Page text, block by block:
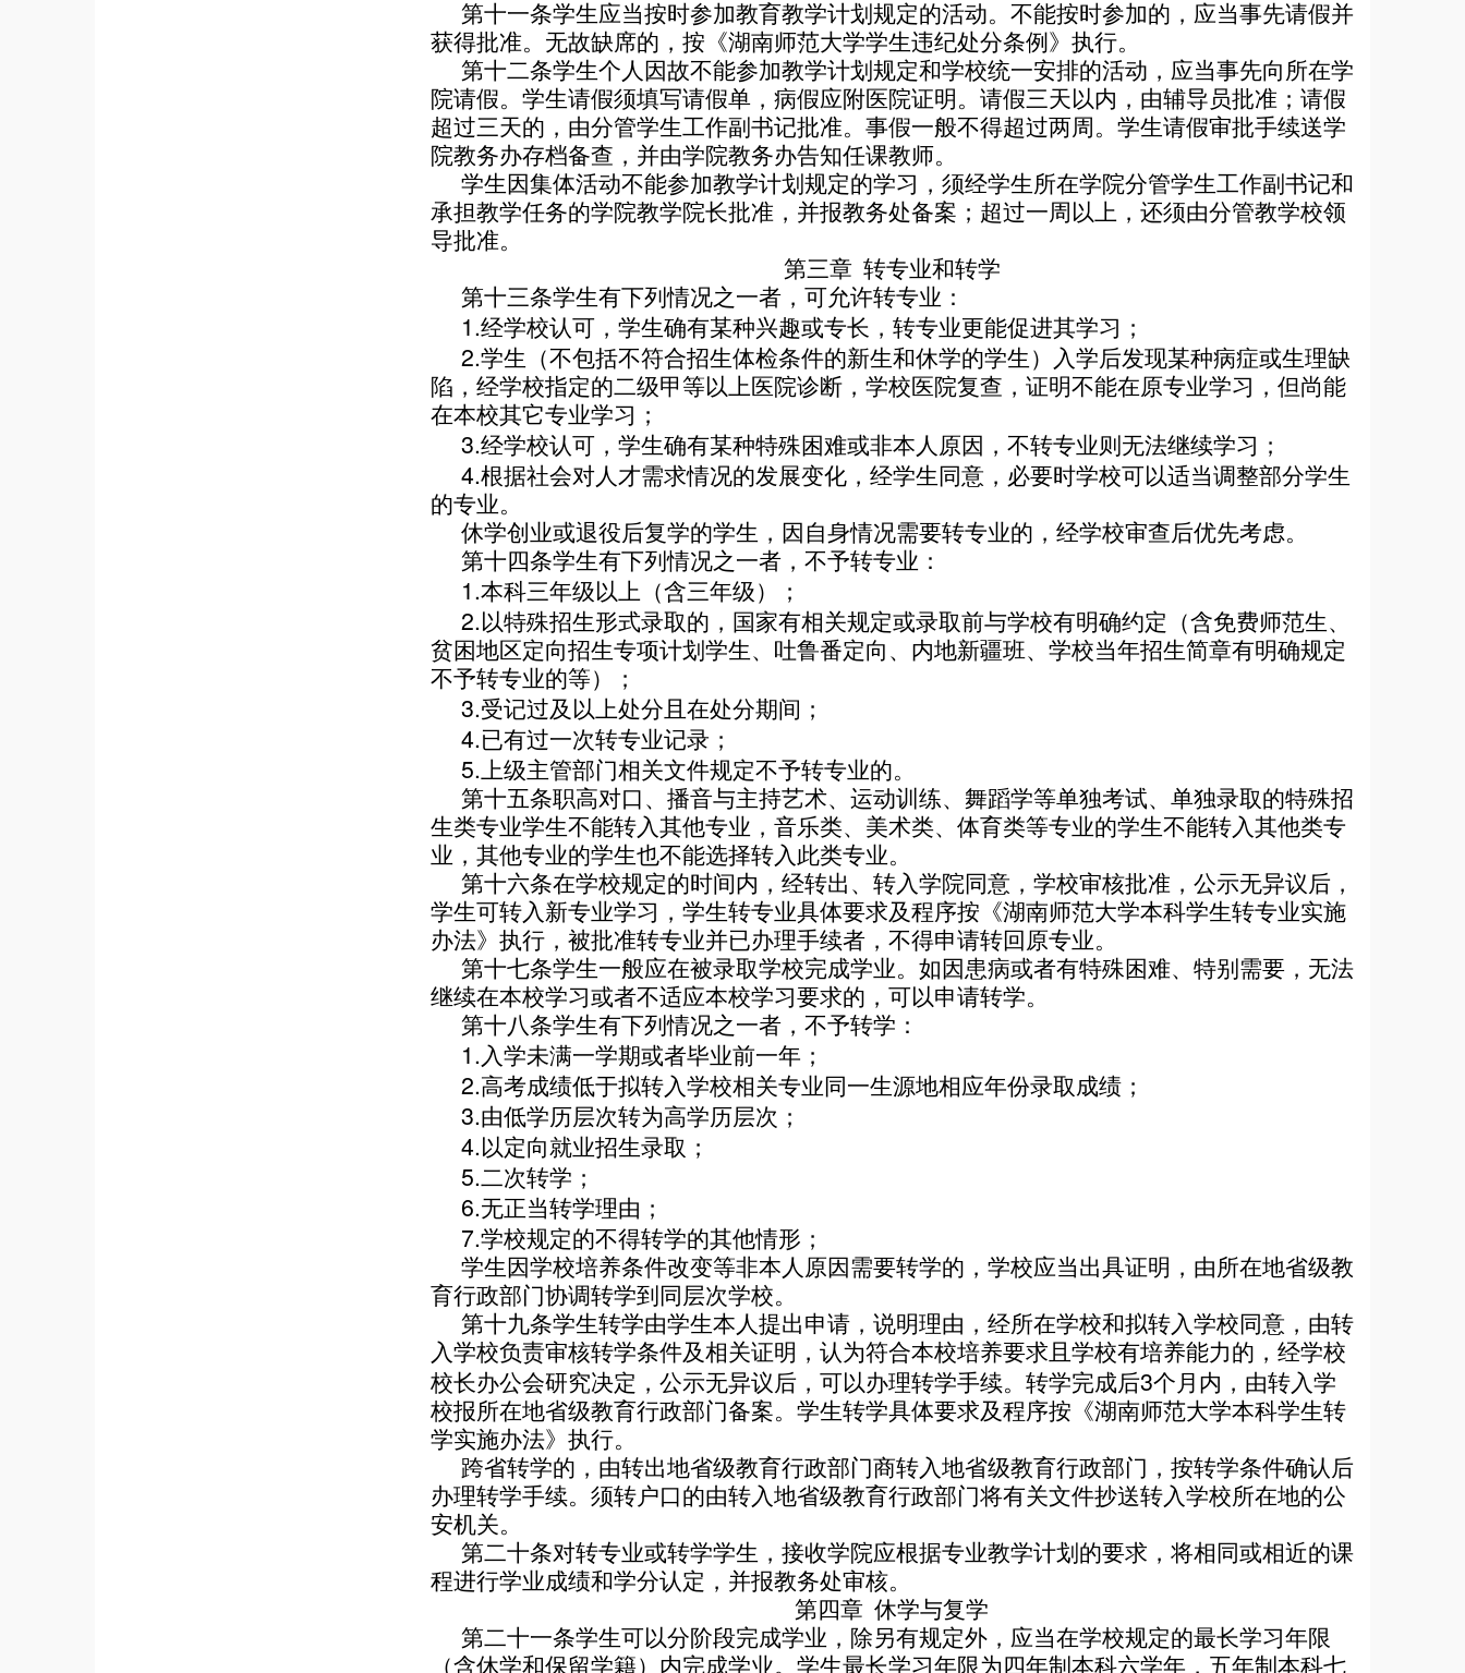
第十一条学生应当按时参加教育教学计划规定的活动。不能按时参加的，应当事先请假并
获得批准。 无故缺席的，按《湖南师范大学学生违纪处分条例》执行。
第十二条学生个人因故不能参加教学计划规定和学校统一安排的活动，应当事先向所在学
院请假。学生请假须填写请假单，病假应附医院证明。请假三天以内，由辅导员批准；请假
超过三天的，由分管学生工作副书记批准。事假一般不得超过两周。学生请假审批手续送学
院教务办存档备查，并由学院教务办告知任课教师。
学生因集体活动不能参加教学计划规定的学习，须经学生所在学院分管学生工作副书记和
承担教学任务的学院教学院长批准，并报教务处备案；超过一周以上，还须由分管教学校领
导批准。
第三章 转专业和转学
第十三条学生有下列情况之一者，可允许转专业：
1.经学校认可，学生确有某种兴趣或专长，转专业更能促进其学习 ；
2.学生（不包括不符合招生体检条件的新生和休学的学生）入学后发现某种病症或生理缺
陷，经学校指定的二级甲等以上医院诊断，学校医院复查，证明不能在原专业学习，但尚能
在本校其它专业学习；
3.经学校认可，学生确有某种特殊困难或非本人原因，不转专业则无法继续学习；
4.根据社会对人才需求情况的发展变化，经学生同意，必要时学校可以适当调整部分学生
的专业。
休学创业或退役后复学的学生，因自身情况需要转专业的，经学校审查后优先考虑。
第十四条学生有下列情况之一者，不予转专业：
1.本科三年级以上（含三年级）；
2. 以特殊招生形式录取的，国家有相关规定或录取前与学校有明确约定（含免费师范生、
贫困地区定向招生专项计划学生、吐鲁番定向、内地新疆班、学校当年招生简章有明确规定
不予转专业的等）；
3.受记过及以上处分且在处分期间；
4.已有过一次转专业记录；
5.上级主管部门相关文件规定不予转专业的。
第十五条职高对口、播音与主持艺术、运动训练、舞蹈学等单独考试、单独录取的特殊招
生类专业学生不能转入其他专业，音乐类、美术类、体育类等专业的学生不能转入其他类专
业，其他专业的学生也不能选择转入此类专业。
第十六条在学校规定的时间内，经转出、转入学院同意，学校审核批准，公示无异议后，
学生可转入新专业学习，学生转专业具体要求及程序按《湖南师范大学本科学生转专业实施
办法》执行，被批准转专业并已办理手续者，不得申请转回原专业。
第十七条学生一般应在被录取学校完成学业。如因患病或者有特殊困难、特别需要，无法
继续在本校学习或者不适应本校学习要求的，可以申请转学。
第十八条学生有下列情况之一者，不予转学：
1. 入学未满一学期或者毕业前一年；
2.高考成绩低于拟转入学校相关专业同一生源地相应年份录取成绩；
3.由低学历层次转为高学历层次；
4. 以定向就业招生录取；
5.二次转学；
6.无正当转学理由；
7.学校规定的不得转学的其他情形；
学生因学校培养条件改变等非本人原因需要转学的，学校应当出具证明，由所在地省级教
育行政部门协调转学到同层次学校。
第十九条学生转学由学生本人提出申请，说明理由，经所在学校和拟转入学校同意，由转
入学校负责审核转学条件及相关证明，认为符合本校培养要求且学校有培养能力的，经学校
校长办公会研究决定，公示无异议后，可以办理转学手续。转学完成后3个月内，由转入学
校报所在地省级教育行政部门备案。学生转学具体要求及程序按《湖南师范大学本科学生转
学实施办法》执行。
跨省转学的，由转出地省级教育行政部门商转入地省级教育行政部门，按转学条件确认后
办理转学手续。须转户口的由转入地省级教育行政部门将有关文件抄送转入学校所在地的公
安机关。
第二十条对转专业或转学学生，接收学院应根据专业教学计划的要求，将相同或相近的课
程进行学业成绩和学分认定，并报教务处审核。
第四章休学与复学
第二十一条学生可以分阶段完成学业，除另有规定外，应当在学校规定的最长学习年限
（含休学和保留学籍）内完成学业。学生最长学习年限为四年制本科六学年，五年制本科七